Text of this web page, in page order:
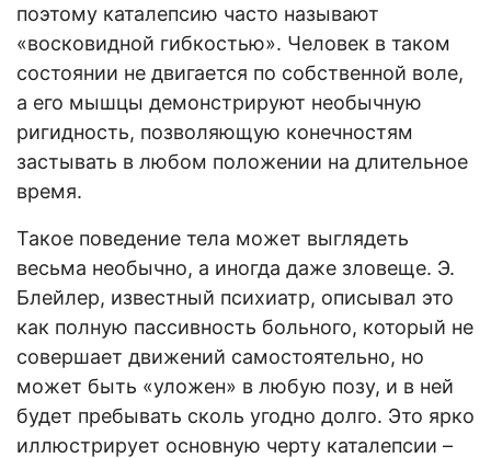
поэтому каталепсию часто называют
«восковидной гибкостью». Человек в таком
состоянии не двигается по собственной воле,
а его мышцы демонстрируют необычную
ригидность, позволяющую конечностям
застывать в любом положении на длительное
время.
Такое поведение тела может выглядеть
весьма необычно, а иногда даже зловеще. Э.
Блейлер, известный психиатр, описывал это
как полную пассивность больного, который не
совершает движений самостоятельно, но
может быть «уложен» в любую позу, и в ней
будет пребывать сколь угодно долго. Это ярко
иллюстрирует основную черту каталепсии –